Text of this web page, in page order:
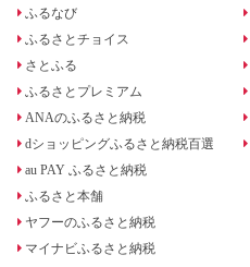
ふるなび
ふるさとチョイス
さとふる
ふるさとプレミアム
ANAのふるさと納税
dショッピングふるさと納税百選
au PAY ふるさと納税
ふるさと本舗
ヤフーのふるさと納税
マイナビふるさと納税